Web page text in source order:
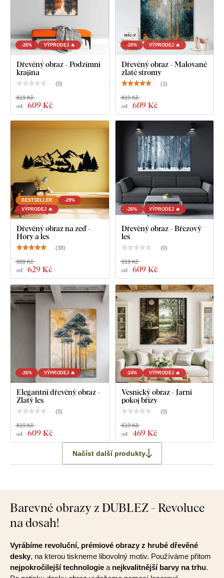
Co najdete v balení?
Minimalistický obraz stromu
obrazu
Přehledný návod na montáž
-26% VÝPRODEJ 🔥
Dřevěný obraz - Podzimní
krajina
(0)
od 609 Kč
819 Kč
-26% VÝPRODEJ 🔥
Dřevěný obraz - Malované
zlaté stromy
(1)
od 609 Kč
819 Kč
BESTSELLER
-29%
VÝPRODEJ 🔥
Dřevěný obraz na zeď -
Hory a les
(38)
od 629 Kč
889 Kč
-26% VÝPRODEJ 🔥
Dřevěný obraz - Březový
les
(0)
od 609 Kč
819 Kč
-26% VÝPRODEJ 🔥
Elegantní dřevěný obraz -
Zlatý les
(0)
od 609 Kč
819 Kč
-24% VÝPRODEJ 🔥
Vesnický obraz - Jarní
pokoj břízy
(0)
od 469 Kč
619 Kč
Načíst další produkty
Barevné obrazy z DUBLEZ - Revoluce
na dosah!
Vyrábíme revoluční, prémiové obrazy z hrubé dřevěné
desky, na kterou tiskneme libovolný motiv. Používáme přitom
nejpokročilejší technologie a nejkvalitnější barvy na trhu.